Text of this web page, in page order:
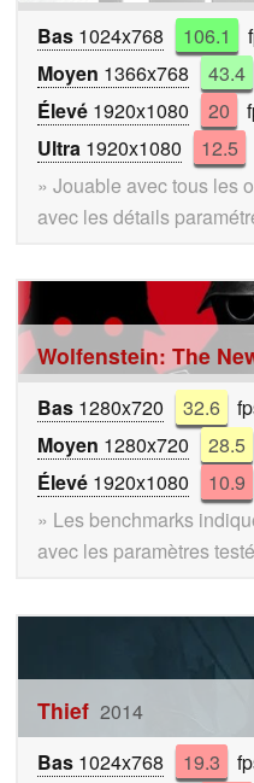
Bas 1024x768 106.1
Moyen 1366x768 43.4
Élevé 1920x1080 20
Ultra 1920x1080 12.5
» Jouable avec tous les
avec les détails
Wolfenstein: The
Bas 1280x720 32.6
Moyen 1280x720 28.5
Élevé 1920x1080 10.9
» Les benchmarks
avec les paramètres
Thief 2014
Bas 1024x768 19.3